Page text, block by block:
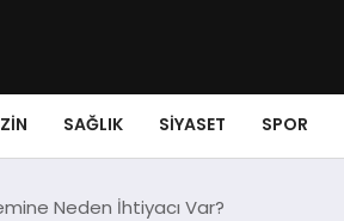
SAĞLIK SIYASET SPOR
Neden İhtiyacı Var?